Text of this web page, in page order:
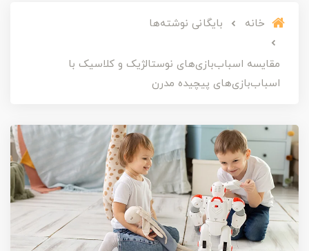
خانه بایگانی نوشته‌ها
مقایسه اسباب‌بازی‌های نوستالژیک و کلاسیک با
اسباب‌بازی‌های پیچیده مدرن